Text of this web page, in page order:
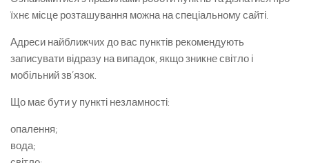
їхнє місце розташування можна на спеціальному сайті.
Адреси найближчих до вас пунктів рекомендують
записувати відразу на випадок, якщо зникне світло і
мобільний зв’язок.
Що має бути у пункті незламності:
опалення;
вода;